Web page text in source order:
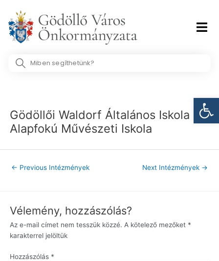
content
Search
Gödöllői Waldorf Általános Iskola és
Alapfokú Művészeti Iskola
← Previous Intézmények Next Intézmények →
Vélemény, hozzászólás?
Az e-mail címet nem tesszük közzé. A kötelező mezőket *
karakterrel jelöltük
Hozzászólás *